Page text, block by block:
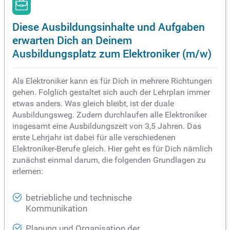
Diese Ausbildungsinhalte und Aufgaben
erwarten Dich an Deinem
Ausbildungsplatz zum Elektroniker (m/w)
Als Elektroniker kann es für Dich in mehrere Richtungen
gehen. Folglich gestaltet sich auch der Lehrplan immer
etwas anders. Was gleich bleibt, ist der duale
Ausbildungsweg. Zudem durchlaufen alle Elektroniker
insgesamt eine Ausbildungszeit von 3,5 Jahren. Das
erste Lehrjahr ist dabei für alle verschiedenen
Elektroniker-Berufe gleich. Hier geht es für Dich nämlich
zunächst einmal darum, die folgenden Grundlagen zu
erlernen:
betriebliche und technische
Kommunikation